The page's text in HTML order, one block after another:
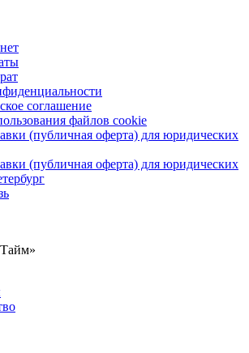
соглашение
файлов cookie
(публичная оферта) для юридических
(публичная оферта) для юридических